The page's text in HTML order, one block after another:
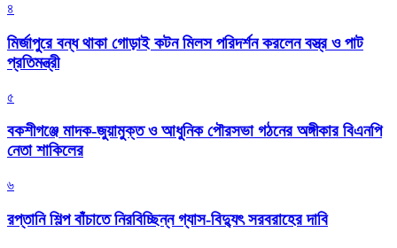
৪
মির্জাপুরে বন্ধ থাকা গোড়াই কটন মিলস পরিদর্শন করলেন বস্ত্র ও পাট
প্রতিমন্ত্রী
৫
বকশীগঞ্জে মাদক-জুয়ামুক্ত ও আধুনিক পৌরসভা গঠনের অঙ্গীকার বিএনপি
নেতা শাকিলের
৬
রপ্তানি শিল্প বাঁচাতে নিরবিচ্ছিন্ন গ্যাস-বিদ্যুৎ সরবরাহের দাবি